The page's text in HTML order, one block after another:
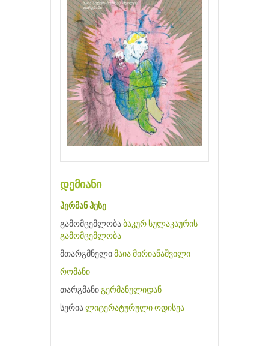
დემიანი
ჰერმან ჰესე
გამომცემლობა ბაკურ სულაკაურის
გამომცემლობა
მთარგმნელი მაია მირიანაშვილი
რომანი
თარგმანი გერმანულიდან
სერია ლიტერატურული ოდისეა